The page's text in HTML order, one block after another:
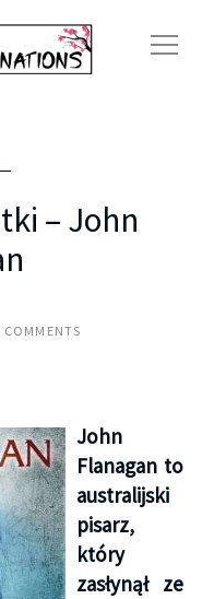
– John
COMMENTS
John
Flanagan to
australijski
pisarz,
który
zasłynął ze